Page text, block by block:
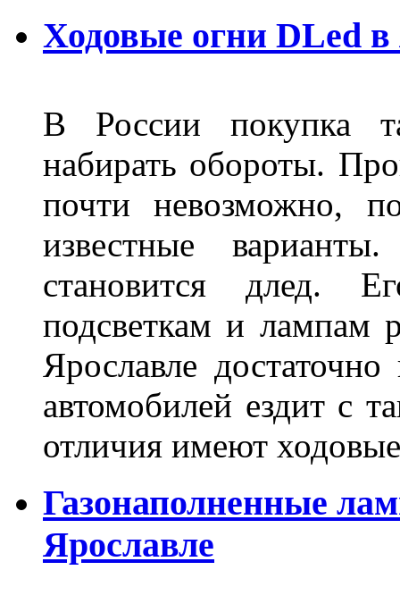
Ходовые огни DLed в
В России покупка
набирать обороты.
почти невозможно,
известные
становится длед.
подсветкам и лампам
Ярославле
автомобилей ездит с
отличия имеют
Газонаполненные
Ярославле